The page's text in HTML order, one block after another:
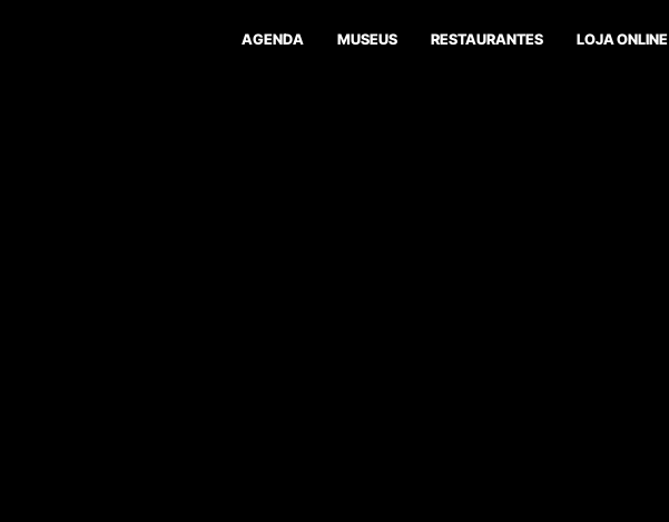
AGENDA MUSEUS RESTAURANTES LOJA ONLINE